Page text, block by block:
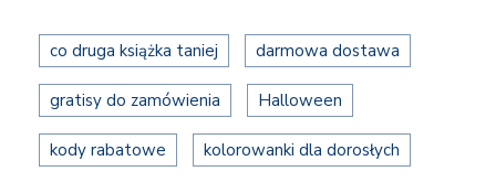
co druga książka taniej darmowa dostawa
gratisy do zamówienia Halloween
kody rabatowe kolorowanki dla dorosłych